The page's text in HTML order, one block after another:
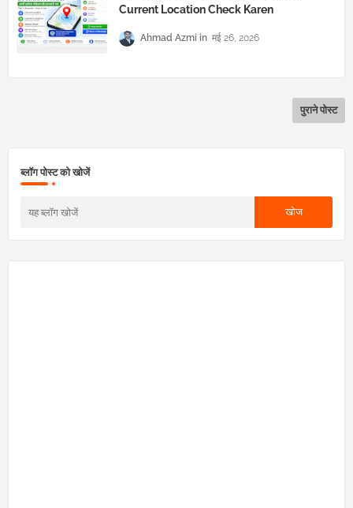
Current Location Check Karen
Ahmad Azmi मई 26, 2026
पुराने पोस्ट
ब्लॉग पोस्ट को खोजें